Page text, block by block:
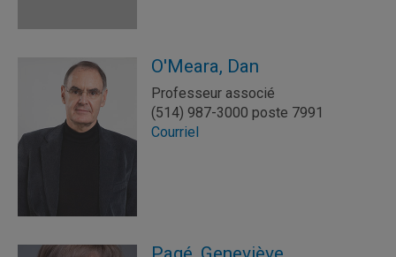
O'Meara, Dan
Professeur associé
(514) 987-3000 poste 7991
Courriel